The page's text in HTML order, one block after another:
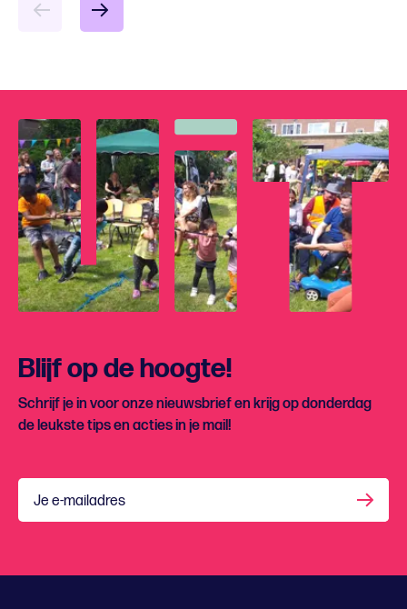
Blijf op de hoogte!
Schrijf je in voor onze nieuwsbrief en krijg op donderdag
de leukste tips en acties in je mail!
Je e-mailadres